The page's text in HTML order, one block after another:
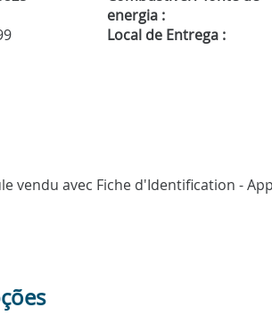
energia :
Local de Entrega :
vendu avec Fiche d'Identification -